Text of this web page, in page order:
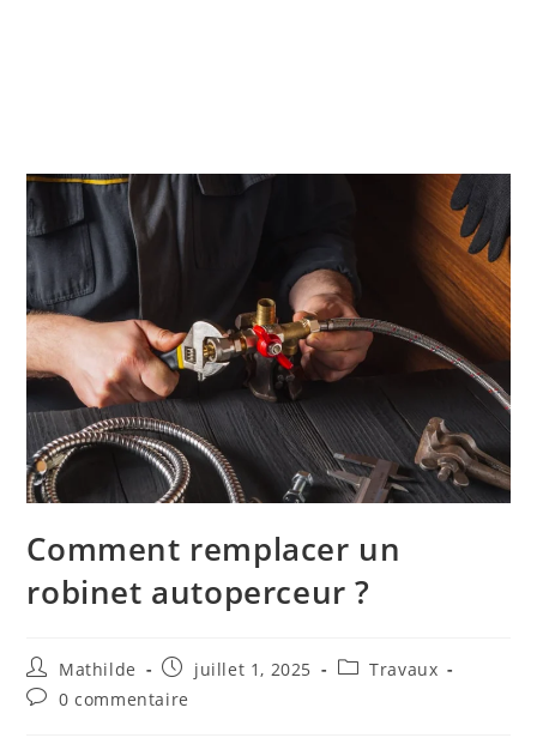
Comment remplacer un
robinet autoperceur ?
Mathilde juillet 1, 2025
Travaux
0 commentaire